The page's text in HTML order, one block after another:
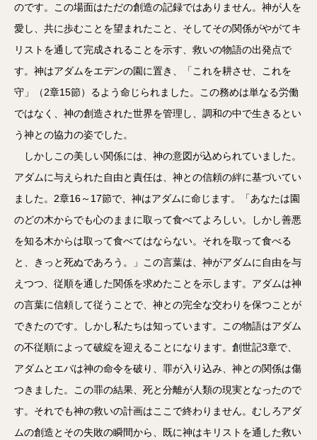
のです。この場面はただの創造の記録ではありません。神が人を
愛し、共に歩むことを望まれたこと、そしてその関係がやがてキ
リストを通して完成されることを示す、救いの物語の出発点で
す。神はアダムをエデンの園に置き、「これを耕させ、これを
守」（2章15節）るよう命じられました。この務めは単なる労働
ではなく、神の創造された世界を管理し、調和の中で生きるとい
う神との協力の姿でした。
しかしこの美しい関係には、神の意図が込められていました。
アダムに与えられた自由と責任は、神との信頼の絆に基づいてい
ました。2章16～17節で、神はアダムに命じます。「あなたは園
のどの木からでも心のままに取って食べてよろしい。しかし善悪
を知る木からは取って食べてはならない。それを取って食べる
と、きっと死ぬであろう。」この言葉は、神がアダムに自由を与
えつつ、従順を通した関係を求めたことを示します。アダムは神
の言葉に信頼して従うことで、神との完全な交わりを保つことが
できたのです。しかし私たちは知っています。この物語はアダム
の不従順によって破綻を迎えることになります。創世記3章で、
アダムとエバは神の命令を破り、罪が入り込み、神との関係は傷
つきました。この罪の結果、死と分離が人類の現実となったので
す。それでも神の救いの計画はここで終わりません。むしろアダ
ムの創造とその失敗の瞬間から、既に神はキリストを通した救い